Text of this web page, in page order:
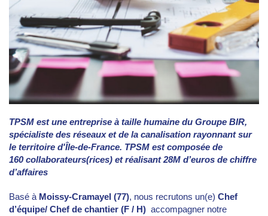
TPSM est une entreprise à taille humaine du Groupe BIR,
spécialiste des réseaux et de la canalisation rayonnant sur
le territoire d'Île-de-France. TPSM est composée de
160 collaborateurs(rices) et réalisant 28M d’euros de chiffre
d’affaires
Basé à Moissy-Cramayel (77), nous recrutons un(e) Chef
d’équipe/ Chef de chantier (F / H) accompagner notre